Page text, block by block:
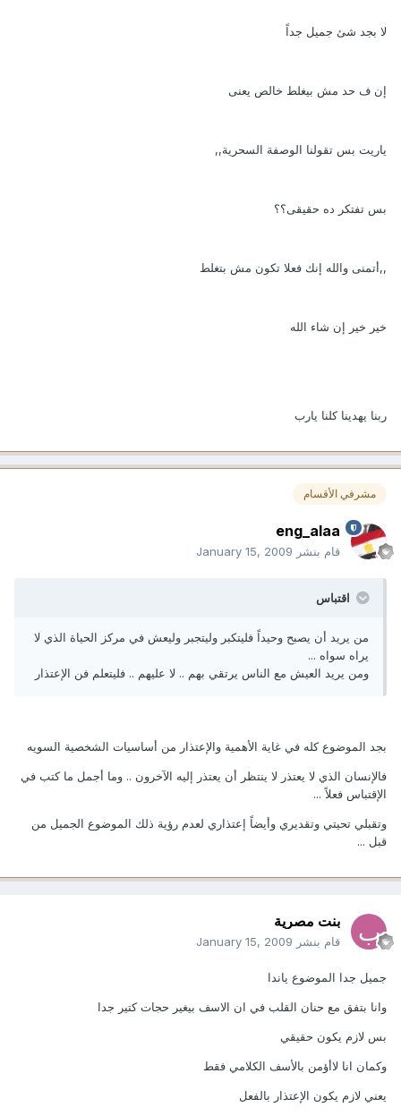
لا بجد شئ جميل جداً
إن ف حد مش بيغلط خالص يعنى
ياريت بس تقولنا الوصفة السحرية,,
بس تفتكر ده حقيقى؟؟
,,أتمنى والله إنك فعلا تكون مش بتغلط
خير خير إن شاء الله
ربنا يهدينا كلنا يارب
مشرفي الأقسام
eng_alaa
قام بنشر January 15, 2009
اقتباس
من يريد أن يصبح وحيداً فليتكبر وليتجبر وليعش في مركز الحياة الذي لا
يراه سواه ...
ومن يريد العيش مع الناس يرتقي بهم .. لا عليهم .. فليتعلم فن الإعتذار
بجد الموضوع كله في غاية الأهمية والإعتذار من أساسيات الشخصية السويه
فالإنسان الذي لا يعتذر لا ينتظر أن يعتذر إليه الآخرون .. وما أجمل ما كتب في
الإقتباس فعلاً ...
وتقبلي تحيتي وتقديري وأيضاً إعتذاري لعدم رؤية ذلك الموضوع الجميل من
قبل ...
بنت مصرية
قام بنشر January 15, 2009
جميل جدا الموضوع ياندا
وانا بتفق مع حنان القلب في ان الاسف بيغير حجات كتير جدا
بس لازم يكون حقيقي
وكمان انا لاأؤمن بالأسف الكلامي فقط
يعني لازم يكون الإعتذار بالفعل